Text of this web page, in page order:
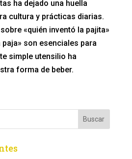
ha dejado una huella
cultura y prácticas diarias.
«quién inventó la pajita»
paja» son esenciales para
simple utensilio ha
forma de beber.